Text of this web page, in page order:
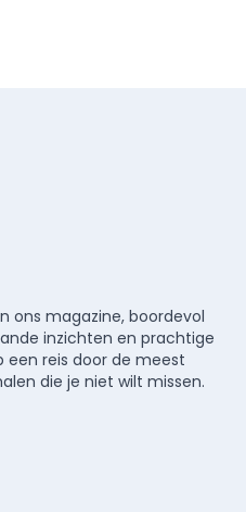
ons magazine, boordevol
inzichten en prachtige
een reis door de meest
die je niet wilt missen.